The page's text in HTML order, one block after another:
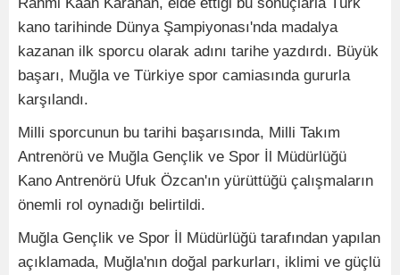
kano tarihinde Dünya Şampiyonası'nda madalya
kazanan ilk sporcu olarak adını tarihe yazdırdı. Büyük
başarı, Muğla ve Türkiye spor camiasında gururla
karşılandı.
Milli sporcunun bu tarihi başarısında, Milli Takım
Antrenörü ve Muğla Gençlik ve Spor İl Müdürlüğü
Kano Antrenörü Ufuk Özcan'ın yürüttüğü çalışmaların
önemli rol oynadığı belirtildi.
Muğla Gençlik ve Spor İl Müdürlüğü tarafından yapılan
açıklamada, Muğla'nın doğal parkurları, iklimi ve güçlü